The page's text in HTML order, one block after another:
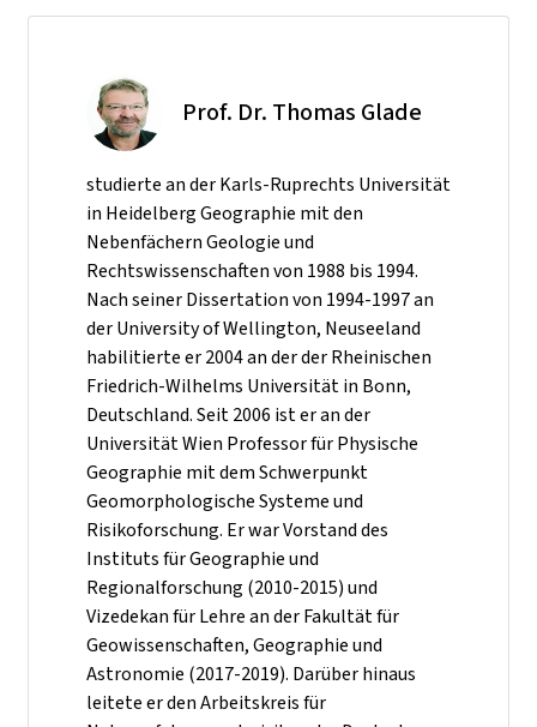
Prof. Dr. Thomas Glade
studierte an der Karls-Ruprechts Universität
in Heidelberg Geographie mit den
Nebenfächern Geologie und
Rechtswissenschaften von 1988 bis 1994.
Nach seiner Dissertation von 1994-1997 an
der University of Wellington, Neuseeland
habilitierte er 2004 an der der Rheinischen
Friedrich-Wilhelms Universität in Bonn,
Deutschland. Seit 2006 ist er an der
Universität Wien Professor für Physische
Geographie mit dem Schwerpunkt
Geomorphologische Systeme und
Risikoforschung. Er war Vorstand des
Instituts für Geographie und
Regionalforschung (2010-2015) und
Vizedekan für Lehre an der Fakultät für
Geowissenschaften, Geographie und
Astronomie (2017-2019). Darüber hinaus
leitete er den Arbeitskreis für